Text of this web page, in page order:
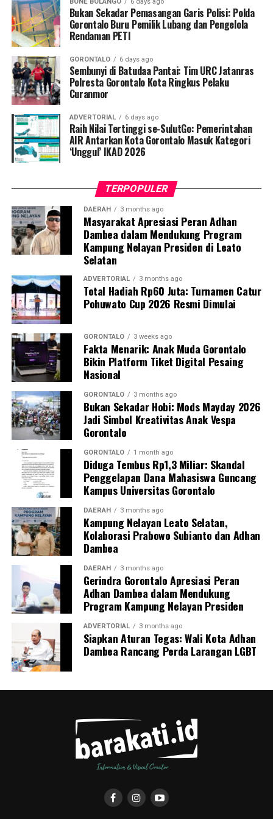
Penyuluhan difokuskan pada pemahaman mekanisme
penularan, pengenalan gejala awal, pentingnya
hingga tuntas, serta pengikisan stigma negatif terhadap
penyintas TBC di lingkungan warga.
“Literasi kesehatan warga adalah fondasi utama dalam
memutus rantai penularan TBC. Kami berupaya
menyampaikan edukasi yang persuasif dan mudah
dipahami agar warga tidak ragu melakukan pemeriksaan
apabila mengalami gejala batuk berkepanjangan,”
Selain skrining TBC, mahasiswa turut mendampingi
nakes Puskesmas Talaga Jaya dalam memberikan
pelayanan Cek Kesehatan Gratis (CKG), meliputi
pengukuran tekanan darah, cek kadar gula darah, dan
penapisan faktor risiko penyakit tidak menular (PTM)
sebagai upaya promotif-preventif.
Perwakilan DPL KKN-PK, Dr. dr. Vivien Novarina A.
Kasim, M.Kes., menegaskan bahwa keterlibatan
mahasiswa merupakan bentuk perwujudan Tri Dharma
Perguruan Tinggi dalam mengawal transformasi
layanan kesehatan primer.
“Kehadiran mahasiswa mempercepat jangkauan skema
active case findingTBC yang dicanangkan pemerintah.
Sinergi multisektor antara perguruan tinggi, dinas
kesehatan, puskesmas, dan pemerintah desa seperti
inilah yang menjadi kunci sukses pembentukan
masyarakat sadar sehat,” jelas Dr. Vivien.
Masyarakat Desa Luwoo menyambut antusias agenda
terpadu ini. Ratusan warga memanfaatkan layanan
pemeriksaan kesehatan gratis sekaligus berkonsultasi
mengenai pola hidup bersih dan sehat (PHBS)
pencegahan tuberkulosis.
BONE BOLANGO 6 days ago
Bukan Sekadar Pemasangan Garis Polisi: Polda
Gorontalo Buru Pemilik Lubang dan Pengelola
Rendaman PETI
GORONTALO 6 days ago
Sembunyi di Batudaa Pantai: Tim URC Jatanras
Polresta Gorontalo Kota Ringkus Pelaku
Curanmor
ADVERTORIAL 6 days ago
Raih Nilai Tertinggi se-SulutGo: Pemerintahan
AIR Antarkan Kota Gorontalo Masuk Kategori
‘Unggul’ IKAD 2026
TERPOPULER
DAERAH 3 months ago
Masyarakat Apresiasi Peran Adhan
Dambea dalam Mendukung Program
Kampung Nelayan Presiden di Leato
Selatan
ADVERTORIAL 3 months ago
Total Hadiah Rp60 Juta: Turnamen Catur
Pohuwato Cup 2026 Resmi Dimulai
GORONTALO 3 weeks ago
Fakta Menarik: Anak Muda Gorontalo
Bikin Platform Tiket Digital Pesaing
Nasional
GORONTALO 3 months ago
Bukan Sekadar Hobi: Mods Mayday 2026
Jadi Simbol Kreativitas Anak Vespa
Gorontalo
GORONTALO 1 month ago
Diduga Tembus Rp1,3 Miliar: Skandal
Penggelapan Dana Mahasiswa Guncang
Kampus Universitas Gorontalo
DAERAH 3 months ago
Kampung Nelayan Leato Selatan,
Kolaborasi Prabowo Subianto dan Adhan
Dambea
DAERAH 3 months ago
Gerindra Gorontalo Apresiasi Peran
Adhan Dambea dalam Mendukung
Program Kampung Nelayan Presiden
ADVERTORIAL 3 months ago
Siapkan Aturan Tegas: Wali Kota Adhan
Dambea Rancang Perda Larangan LGBT